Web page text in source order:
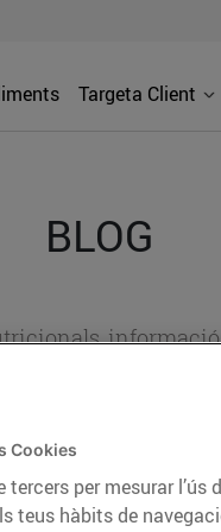
Targeta Client
BLOG
SALUDABLES
Cookies
per mesurar
teus hàbits de